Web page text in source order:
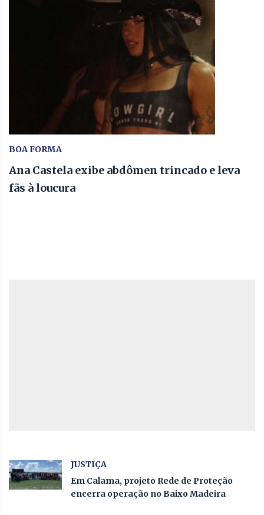
BOA FORMA
Ana Castela exibe abdômen trincado e leva
fãs à loucura
JUSTIÇA
Em Calama, projeto Rede de Proteção
encerra operação no Baixo Madeira